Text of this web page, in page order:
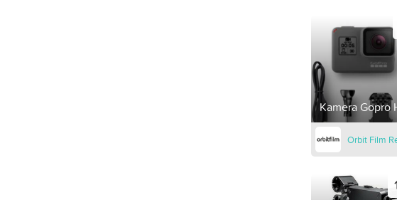
Kamera Gopro
Orbit Film